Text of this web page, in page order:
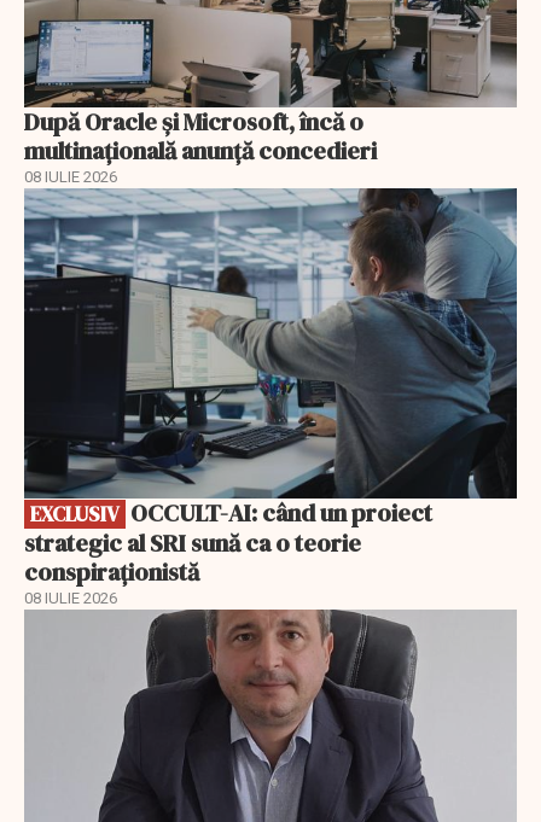
După Oracle şi Microsoft, încă o
multinaţională anunţă concedieri
08 IULIE 2026
EXCLUSIV
EXCLUSIV
strategic al SRI sună ca o teorie
conspiraționistă
08 IULIE 2026